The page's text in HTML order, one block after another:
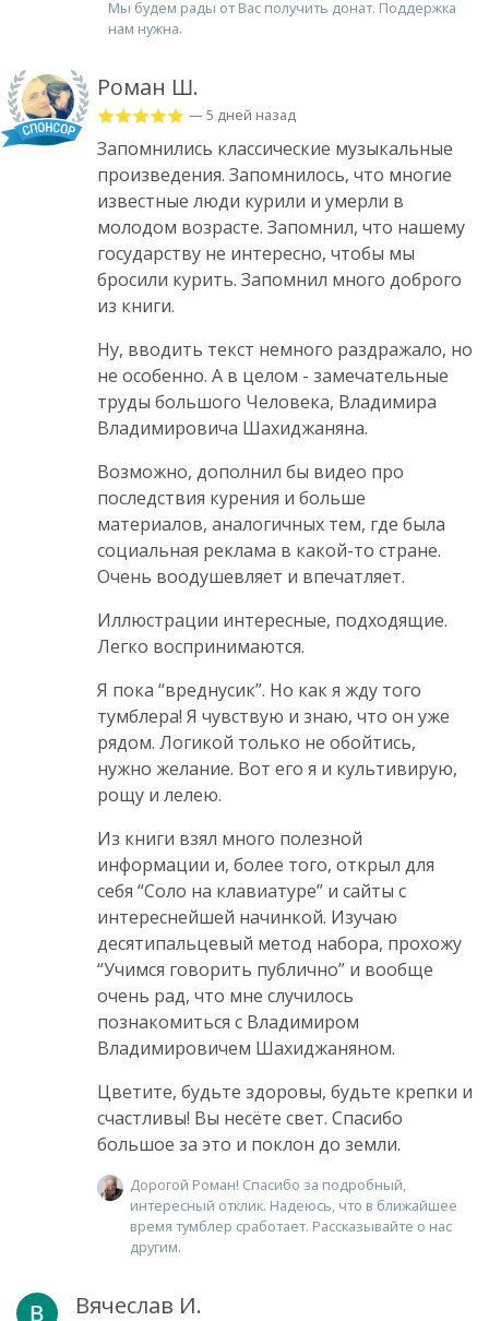
Мы будем рады от Вас получить донат. Поддержка
нам нужна.
Роман Ш.
— 5 дней назад
Запомнились классические музыкальные
произведения. Запомнилось, что многие
известные люди курили и умерли в
молодом возрасте. Запомнил, что нашему
государству не интересно, чтобы мы
бросили курить. Запомнил много доброго
из книги.
Ну, вводить текст немного раздражало, но
не особенно. А в целом - замечательные
труды большого Человека, Владимира
Владимировича Шахиджаняна.
Возможно, дополнил бы видео про
последствия курения и больше
материалов, аналогичных тем, где была
социальная реклама в какой-то стране.
Очень воодушевляет и впечатляет.
Иллюстрации интересные, подходящие.
Легко воспринимаются.
Я пока “вреднусик”. Но как я жду того
тумблера! Я чувствую и знаю, что он уже
рядом. Логикой только не обойтись,
нужно желание. Вот его я и культивирую,
рощу и лелею.
Из книги взял много полезной
информации и, более того, открыл для
себя “Соло на клавиатуре” и сайты с
интереснейшей начинкой. Изучаю
десятипальцевый метод набора, прохожу
“Учимся говорить публично” и вообще
очень рад, что мне случилось
познакомиться с Владимиром
Владимировичем Шахиджаняном.
Цветите, будьте здоровы, будьте крепки и
счастливы! Вы несёте свет. Спасибо
большое за это и поклон до земли.
Дорогой Роман! Спасибо за подробный,
интересный отклик. Надеюсь, что в ближайшее
время тумблер сработает. Рассказывайте о нас
другим.
Вячеслав И.